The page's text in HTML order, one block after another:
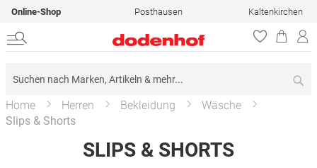
Online-Shop Posthausen Kaltenkirchen
Home Herren Bekleidung
Wäsche
Slips & Shorts
SLIPS & SHORTS